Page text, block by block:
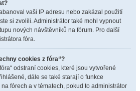
vaši IP adresu nebo zakázal použití
si zvolili. Administrátor také mohl vypnout
nových návštěvníků na fórum. Pro další
fóra.
cookies z fóra“?
odstraní cookies, které jsou vytvořené
dále se také starají o funkce
fórech a v tématech, pokud to administrátor